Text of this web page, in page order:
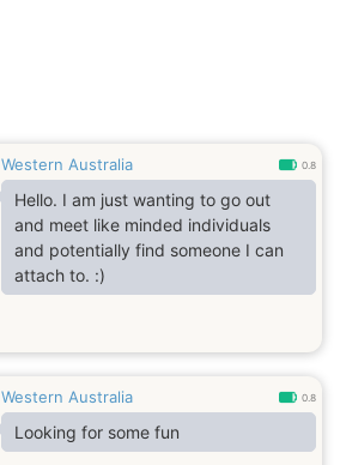
Western Australia 0.8
Hello. I am just wanting to go out
and meet like minded individuals
and potentially find someone I can
attach to. :)
Western Australia 0.8
Looking for some fun